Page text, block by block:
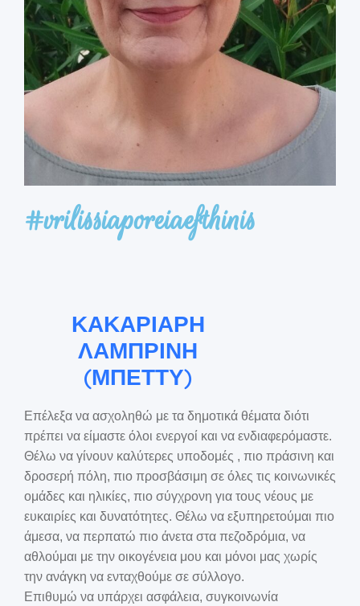
#vrilissiaporeiaefthinis
ΚΑΚΑΡΙΑΡΗ
ΛΑΜΠΡΙΝΗ
(ΜΠΕΤΤΥ)
Επέλεξα να ασχοληθώ με τα δημοτικά θέματα διότι
πρέπει να είμαστε όλοι ενεργοί και να ενδιαφερόμαστε.
Θέλω να γίνουν καλύτερες υποδομές , πιο πράσινη και
δροσερή πόλη, πιο προσβάσιμη σε όλες τις κοινωνικές
ομάδες και ηλικίες, πιο σύγχρονη για τους νέους με
ευκαιρίες και δυνατότητες. Θέλω να εξυπηρετούμαι πιο
άμεσα, να περπατώ πιο άνετα στα πεζοδρόμια, να
αθλούμαι με την οικογένεια μου και μόνοι μας χωρίς
την ανάγκη να ενταχθούμε σε σύλλογο.
Επιθυμώ να υπάρχει ασφάλεια, συγκοινωνία